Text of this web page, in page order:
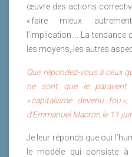
œuvre des actions
« faire mieux
l’implication…. La tendance
les moyens, les autres
Que répondez-vous à ceux
ne sont que le paravent
« capitalisme devenu fou
d’Emmanuel Macron le 11 juin
Je leur réponds que oui
le modèle qui consiste à